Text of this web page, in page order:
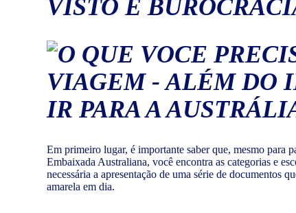
VISTO E
Em primeiro lugar, é importante saber que, mesmo para
Embaixada Australiana, você encontra as categorias e
necessária a apresentação de uma série de documentos
amarela em dia.